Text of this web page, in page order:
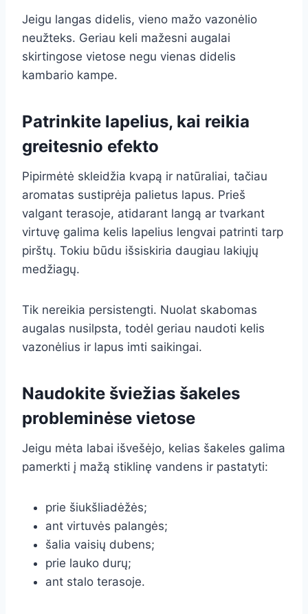
Jeigu langas didelis, vieno mažo vazonėlio
neužteks. Geriau keli mažesni augalai
skirtingose vietose negu vienas didelis
kambario kampe.
Patrinkite lapelius, kai reikia
greitesnio efekto
Pipirmėtė skleidžia kvapą ir natūraliai, tačiau
aromatas sustiprėja palietus lapus. Prieš
valgant terasoje, atidarant langą ar tvarkant
virtuvę galima kelis lapelius lengvai patrinti tarp
pirštų. Tokiu būdu išsiskiria daugiau lakiųjų
medžiagų.
Tik nereikia persistengti. Nuolat skabomas
augalas nusilpsta, todėl geriau naudoti kelis
vazonėlius ir lapus imti saikingai.
Naudokite šviežias šakeles
probleminėse vietose
Jeigu mėta labai išvešėjo, kelias šakeles galima
pamerkti į mažą stiklinę vandens ir pastatyti:
prie šiukšliadėžės;
ant virtuvės palangės;
šalia vaisių dubens;
prie lauko durų;
ant stalo terasoje.